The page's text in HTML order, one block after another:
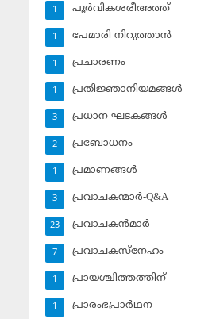
പൂര്‍വികശരീഅത്ത്
1
പേമാരി നിറുത്താന്‍
1
പ്രചാരണം
1
പ്രതിജ്ഞാനിയമങ്ങള്‍
1
പ്രധാന ഘടകങ്ങള്‍
3
പ്രബോധനം
2
പ്രമാണങ്ങള്‍
1
പ്രവാചകന്മാര്‍-Q&A
3
പ്രവാചകന്‍മാര്‍
23
പ്രവാചകസ്‌നേഹം
7
പ്രായശ്ചിത്തത്തിന്
1
പ്രാരംഭപ്രാര്‍ഥന
1